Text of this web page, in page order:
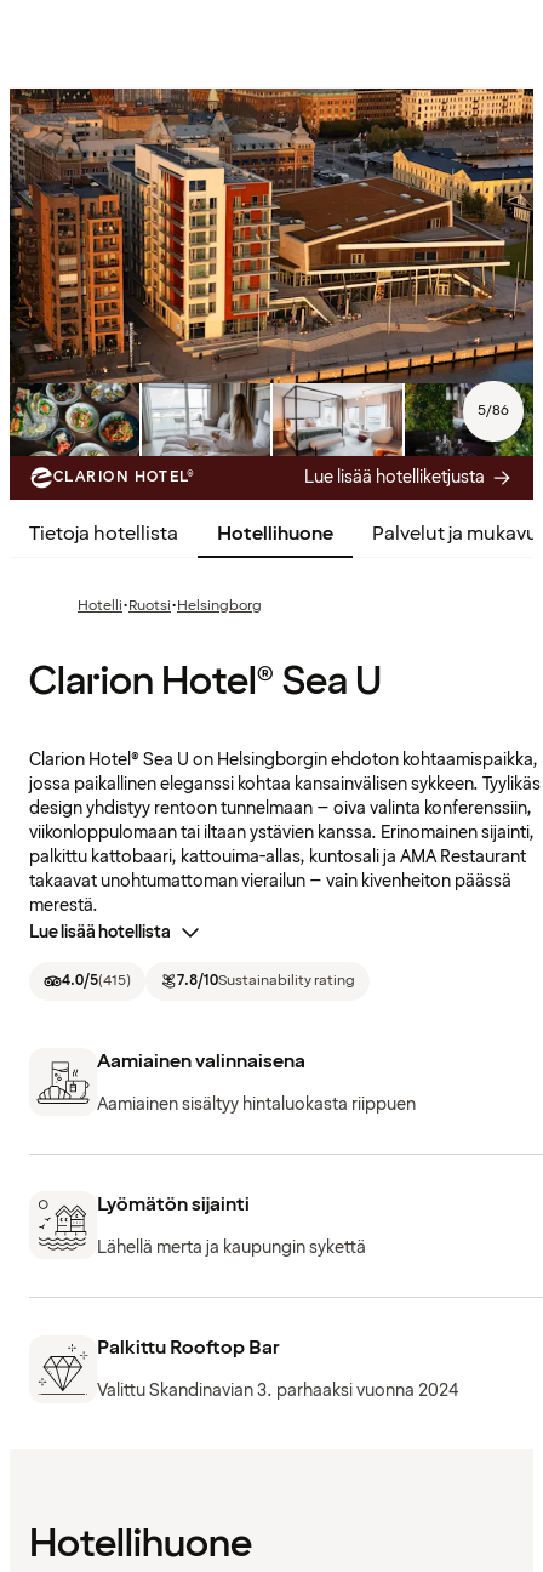
5/86
CLARION HOTEL® Lue lisää hotelliketjusta
Tietoja hotellista Hotellihuone Palvelut ja
Hotelli·Ruotsi·Helsingborg
Clarion Hotel® Sea U
Clarion Hotel® Sea U on Helsingborgin ehdoton kohtaamispaikka,
jossa paikallinen eleganssi kohtaa kansainvälisen sykkeen. Tyylikäs
design yhdistyy rentoon tunnelmaan – oiva valinta konferenssiin,
viikonloppulomaan tai iltaan ystävien kanssa. Erinomainen sijainti,
palkittu kattobaari, kattouima-allas, kuntosali ja AMA Restaurant
takaavat unohtumattoman vierailun – vain kivenheiton päässä
merestä.
Lue lisää hotellista
4.0/5(415) 7.8/10Sustainability rating
Aamiainen valinnaisena
Aamiainen sisältyy hintaluokasta riippuen
Lyömätön sijainti
Lähellä merta ja kaupungin sykettä
Palkittu Rooftop Bar
Valittu Skandinavian 3. parhaaksi vuonna 2024
Hotellihuone